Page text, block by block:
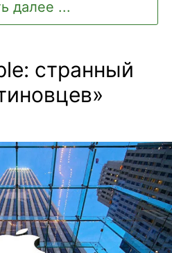
далее ...
странный